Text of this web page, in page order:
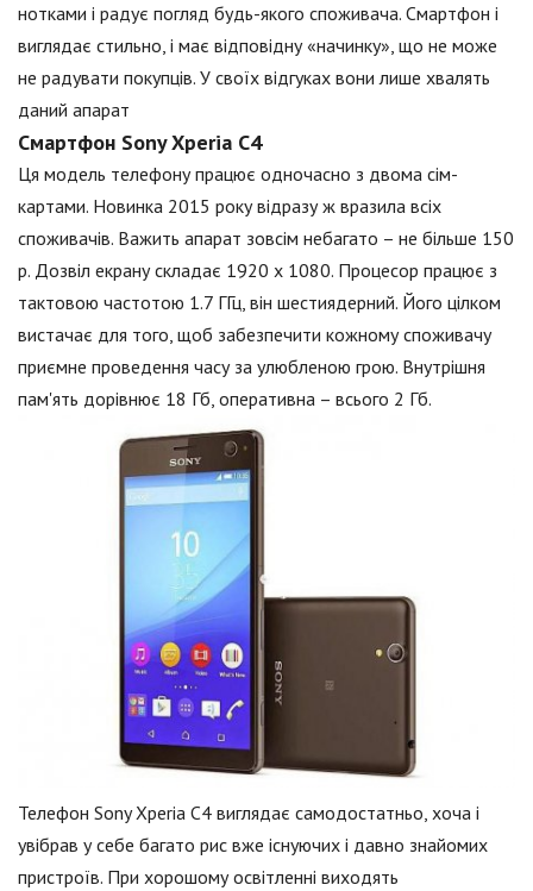
нотками і радує погляд будь-якого споживача. Смартфон і
виглядає стильно, і має відповідну «начинку», що не може
не радувати покупців. У своїх відгуках вони лише хвалять
даний апарат
Смартфон Sony Xperia C4
Ця модель телефону працює одночасно з двома сім-
картами. Новинка 2015 року відразу ж вразила всіх
споживачів. Важить апарат зовсім небагато – не більше 150
р. Дозвіл екрану складає 1920 х 1080. Процесор працює з
тактовою частотою 1.7 ГГц, він шестиядерний. Його цілком
вистачає для того, щоб забезпечити кожному споживачу
приємне проведення часу за улюбленою грою. Внутрішня
пам'ять дорівнює 18 Гб, оперативна – всього 2 Гб.
Телефон Sony Xperia C4 виглядає самодостатньо, хоча і
увібрав у себе багато рис вже існуючих і давно знайомих
пристроїв. При хорошому освітленні виходять